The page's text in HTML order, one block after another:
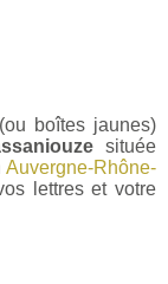
boîtes jaunes)
située
Auvergne-Rhône-
lettres et votre